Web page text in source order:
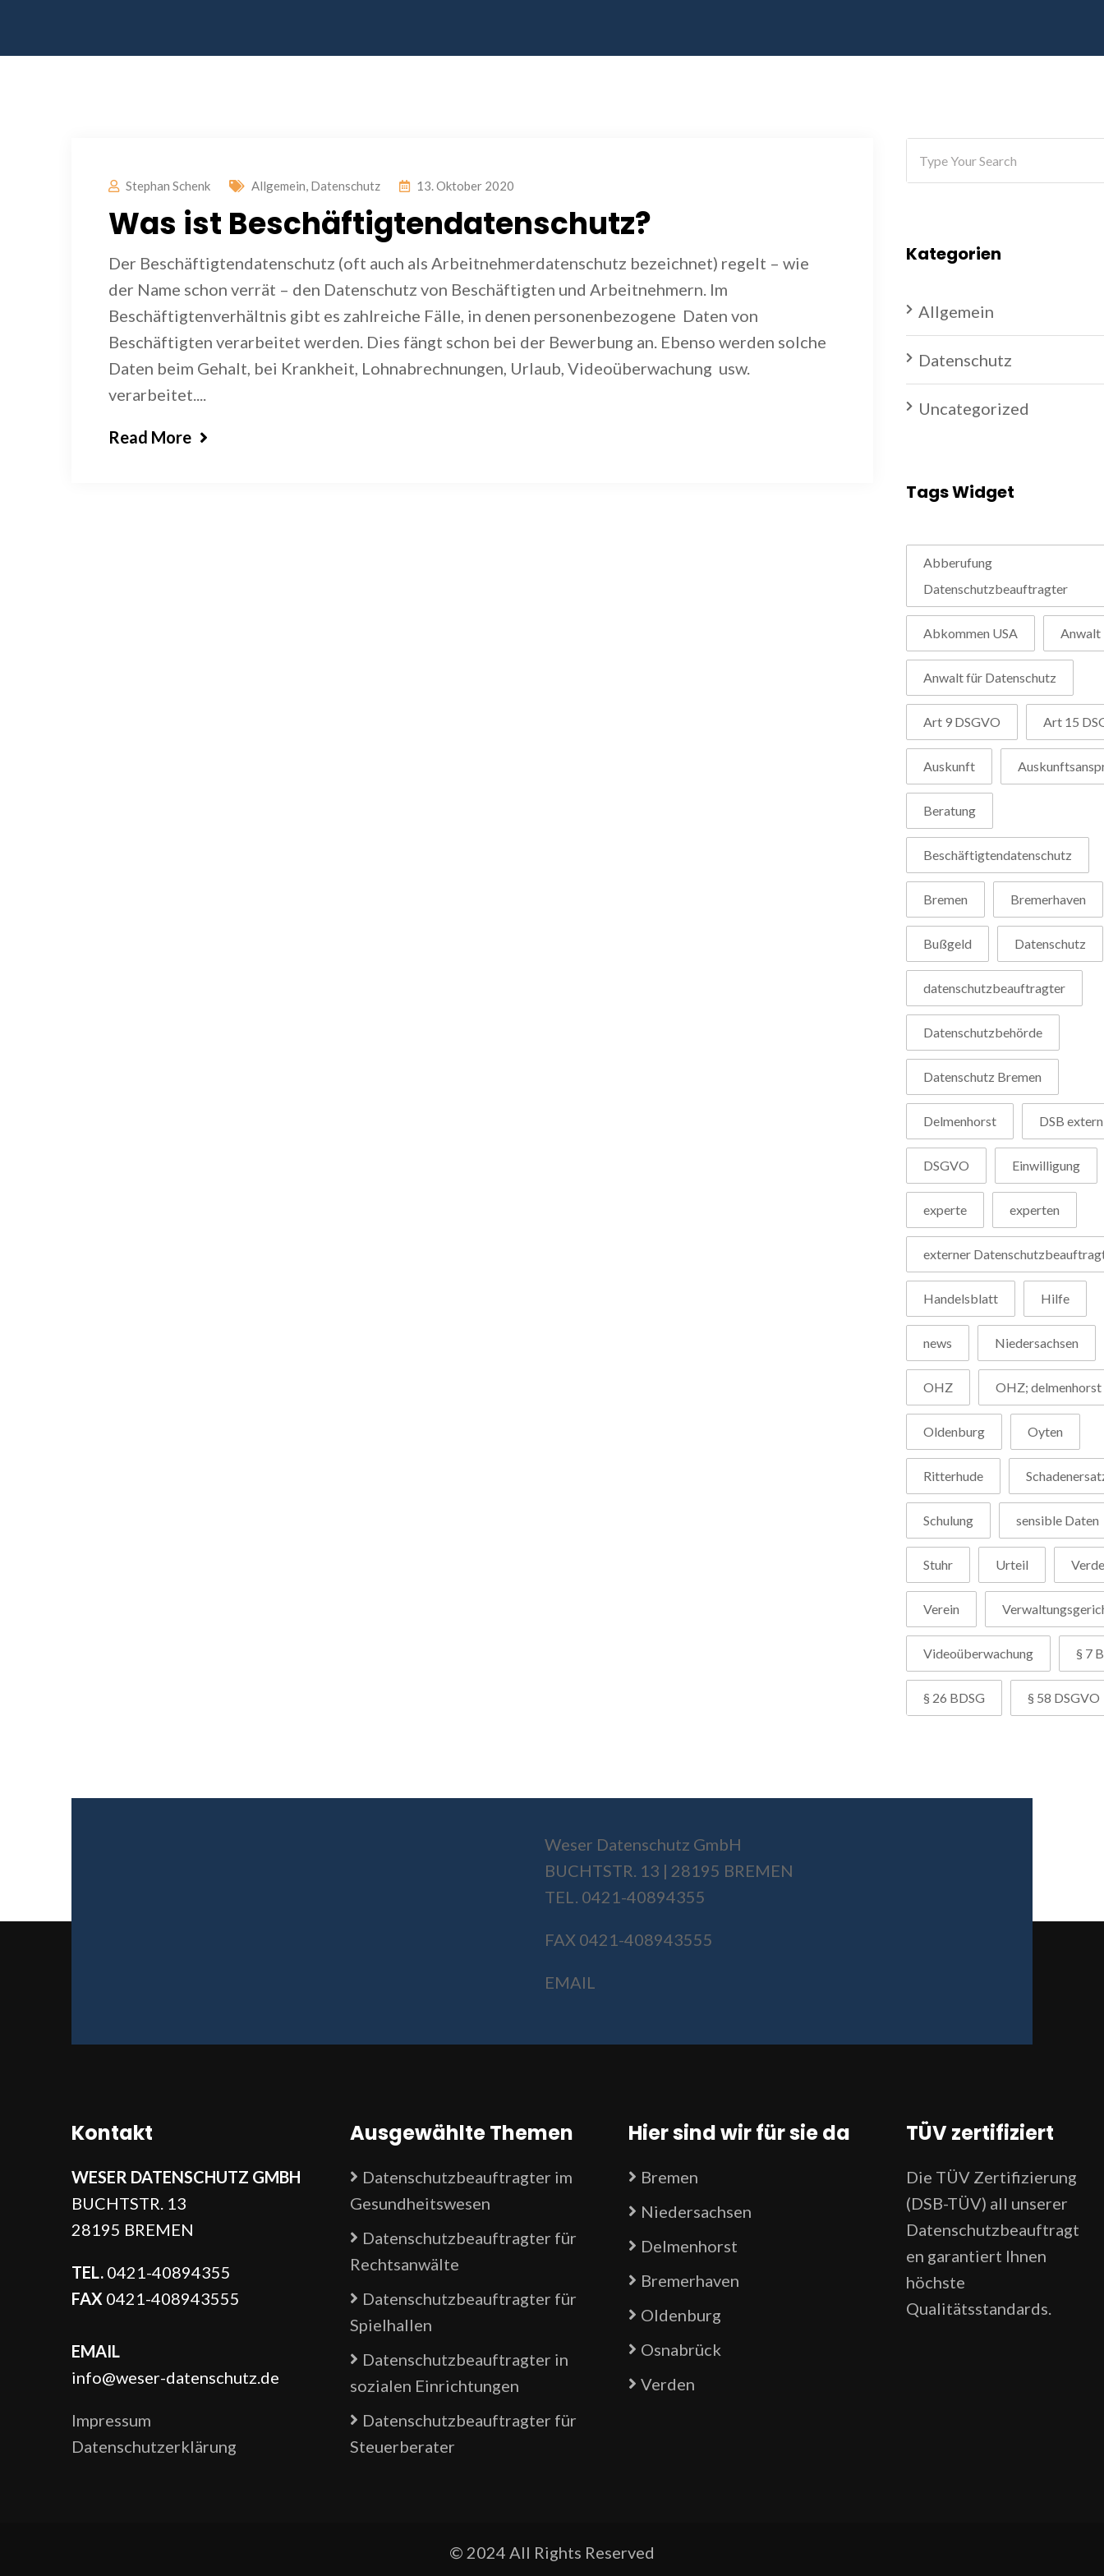
Stephan Schenk Allgemein, Datenschutz 13. Oktober 2020
Was ist Beschäftigtendatenschutz?
Der Beschäftigtendatenschutz (oft auch als Arbeitnehmerdatenschutz bezeichnet) regelt – wie
der Name schon verrät – den Datenschutz von Beschäftigten und Arbeitnehmern. Im
Beschäftigtenverhältnis gibt es zahlreiche Fälle, in denen personenbezogene Daten von
Beschäftigten verarbeitet werden. Dies fängt schon bei der Bewerbung an. Ebenso werden solche
Daten beim Gehalt, bei Krankheit, Lohnabrechnungen, Urlaub, Videoüberwachung usw.
verarbeitet....
Read More
Kategorien
Allgemein
Datenschutz
Uncategorized
Tags Widget
Abberufung
Datenschutzbeauftragter
Abkommen USA Anwalt
Anwalt für Datenschutz
Art 9 DSGVO Art 15
Auskunft
Beratung
Beschäftigtendatenschutz
Bremen Bremerhaven
Bußgeld Datenschutz
datenschutzbeauftragter
Datenschutzbehörde
Datenschutz Bremen
Delmenhorst DSB extern
DSGVO Einwilligung
experte experten
externer
Handelsblatt Hilfe
news Niedersachsen
OHZ OHZ; delmenhorst
Oldenburg Oyten
Ritterhude
Schulung sensible Daten
Stuhr Urteil
Verein
Videoüberwachung § 7
§ 26 BDSG § 58 DSGVO
Weser Datenschutz GmbH
BUCHTSTR. 13 | 28195 BREMEN
TEL. 0421-40894355
FAX 0421-408943555
EMAIL
Kontakt
WESER DATENSCHUTZ GMBH
BUCHTSTR. 13
28195 BREMEN
TEL. 0421-40894355
FAX 0421-408943555
EMAIL
info@weser-datenschutz.de
Impressum
Datenschutzerklärung
Ausgewählte Themen
Datenschutzbeauftragter im
Gesundheitswesen
Datenschutzbeauftragter für
Rechtsanwälte
Datenschutzbeauftragter für
Spielhallen
Datenschutzbeauftragter in
sozialen Einrichtungen
Datenschutzbeauftragter für
Steuerberater
Hier sind wir für sie da
Bremen
Niedersachsen
Delmenhorst
Bremerhaven
Oldenburg
Osnabrück
Verden
TÜV zertifiziert
Die TÜV Zertifizierung
(DSB-TÜV) all unserer
Datenschutzbeauftragt
en garantiert Ihnen
höchste
Qualitätsstandards.
© 2024 All Rights Reserved